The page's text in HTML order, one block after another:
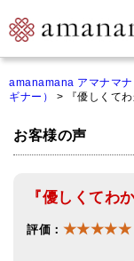
ご来店予約（実店舗）
amanamana アマナマナ
ギナー）
> 『優しくて
お客様の声
『優しくてわ
評価： ★★★★★